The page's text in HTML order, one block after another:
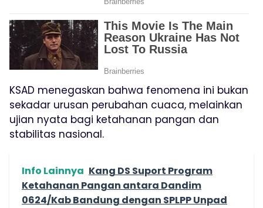
KSAD menegaskan bahwa fenomena ini bukan
sekadar urusan perubahan cuaca, melainkan
ujian nyata bagi ketahanan pangan dan
stabilitas nasional.
Info Lainnya Kang DS Suport Program
Ketahanan Pangan antara Dandim
0624/Kab Bandung dengan SPLPP Unpad